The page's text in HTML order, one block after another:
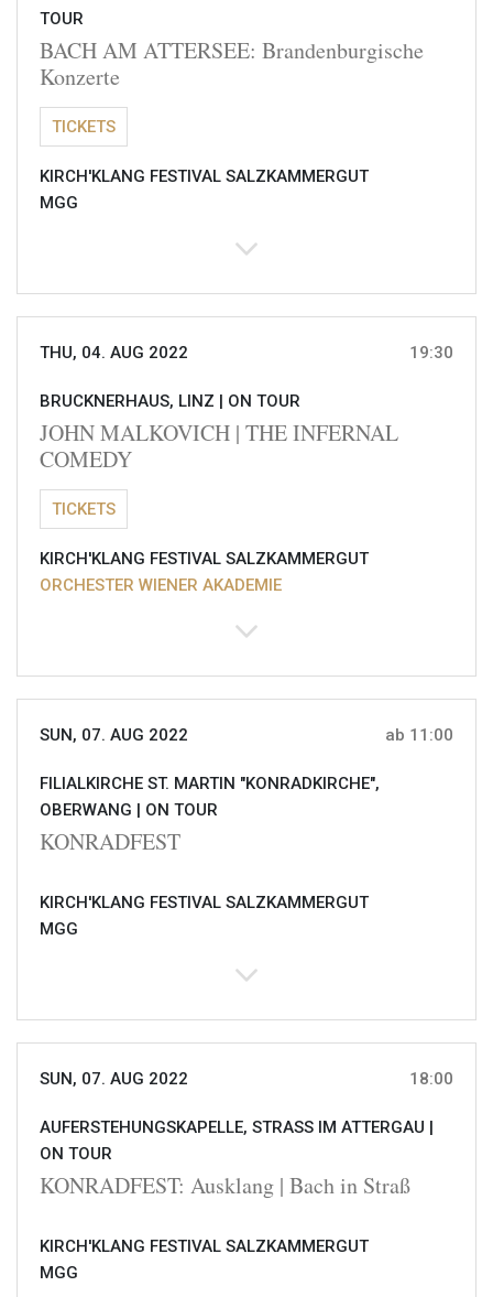
TOUR
BACH AM ATTERSEE: Brandenburgische
Konzerte
TICKETS
KIRCH'KLANG FESTIVAL SALZKAMMERGUT
MGG
THU, 04. AUG 2022 19:30
BRUCKNERHAUS, LINZ | ON TOUR
JOHN MALKOVICH | THE INFERNAL
COMEDY
TICKETS
KIRCH'KLANG FESTIVAL SALZKAMMERGUT
ORCHESTER WIENER AKADEMIE
SUN, 07. AUG 2022 ab 11:00
FILIALKIRCHE ST. MARTIN "KONRADKIRCHE",
OBERWANG | ON TOUR
KONRADFEST
KIRCH'KLANG FESTIVAL SALZKAMMERGUT
MGG
SUN, 07. AUG 2022 18:00
AUFERSTEHUNGSKAPELLE, STRASS IM ATTERGAU |
ON TOUR
KONRADFEST: Ausklang | Bach in Straß
KIRCH'KLANG FESTIVAL SALZKAMMERGUT
MGG